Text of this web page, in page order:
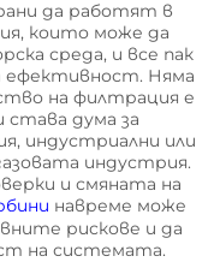
да работят в
които може да
среда, и все пак
ефективност. Няма
на филтрация е
става дума за
индустриални или
индустрия.
и смяната на
навреме може
рискове и да
на системата.